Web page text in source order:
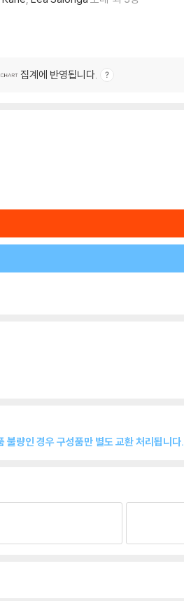
집계에 반영됩니다.
불량인 경우 구성품만 별도 교환 처리됩니다.